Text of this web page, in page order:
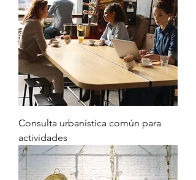
Consulta urbanística común para
actividades